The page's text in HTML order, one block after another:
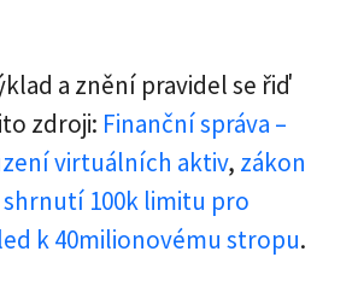
a znění pravidel se řiď
zdroji: Finanční správa –
virtuálních aktiv, zákon
shrnutí 100k limitu pro
k 40milionovému stropu.